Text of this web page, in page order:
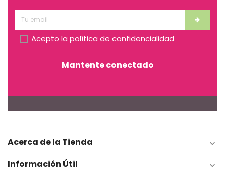
Acepto la política de confidencialidad
Mantente conectado
Acerca de la Tienda 
Información Útil 